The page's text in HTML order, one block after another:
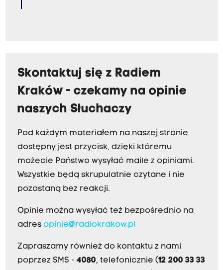
Skontaktuj się z Radiem
Kraków - czekamy na opinie
naszych Słuchaczy
Pod każdym materiałem na naszej stronie
dostępny jest przycisk, dzięki któremu
możecie Państwo wysyłać maile z opiniami.
Wszystkie będą skrupulatnie czytane i nie
pozostaną bez reakcji.
Opinie można wysyłać też bezpośrednio na
adres opinie@radiokrakow.pl
Zapraszamy również do kontaktu z nami
poprzez SMS - 4080, telefonicznie (12 200 33 33